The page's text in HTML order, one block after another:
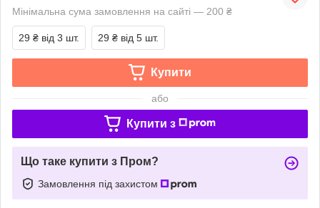
Мінімальна сума замовлення на сайті — 200 ₴
29 ₴ від 3 шт. 29 ₴ від 5 шт.
Купити
або
Купити з
Що таке купити з Пром?
Замовлення під захистом